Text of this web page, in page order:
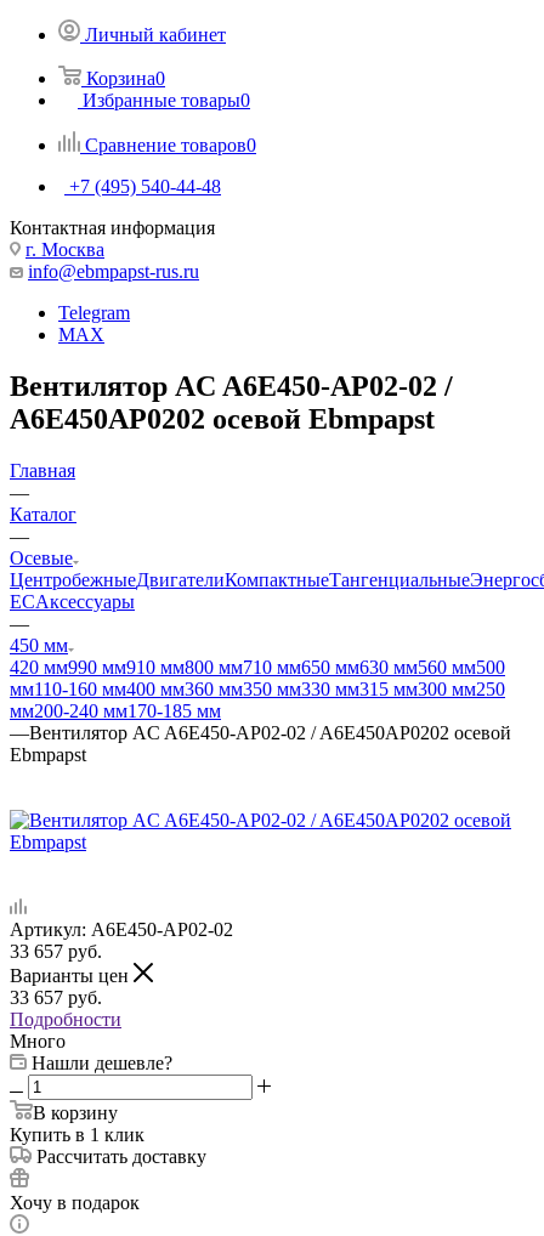
Личный кабинет
Корзина0
Избранные товары0
Сравнение товаров0
+7 (495) 540-44-48
Контактная информация
г. Москва
info@ebmpapst-rus.ru
Telegram
MAX
Вентилятор AC A6E450-AP02-02 /
A6E450AP0202 осевой Ebmpapst
Главная
—
Каталог
—
Осевые
ЦентробежныеДвигателиКомпактныеТангенциальные
ECАксессуары
—
450 мм
420 мм990 мм910 мм800 мм710 мм650 мм630 мм560 мм500
мм110-160 мм400 мм360 мм350 мм330 мм315 мм300 мм250
мм200-240 мм170-185 мм
—Вентилятор AC A6E450-AP02-02 / A6E450AP0202 осевой
Ebmpapst
Артикул: A6E450-AP02-02
33 657 руб.
Варианты цен
33 657 руб.
Подробности
Много
Нашли дешевле?
В корзину
Купить в 1 клик
Рассчитать доставку
Хочу в подарок